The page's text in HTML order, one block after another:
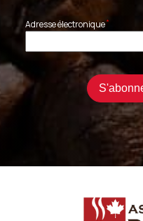
Adresse électronique*